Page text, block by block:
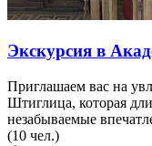
Экскурсия в
Приглашаем вас на
Штиглица, которая
незабываемые
(10 чел.)